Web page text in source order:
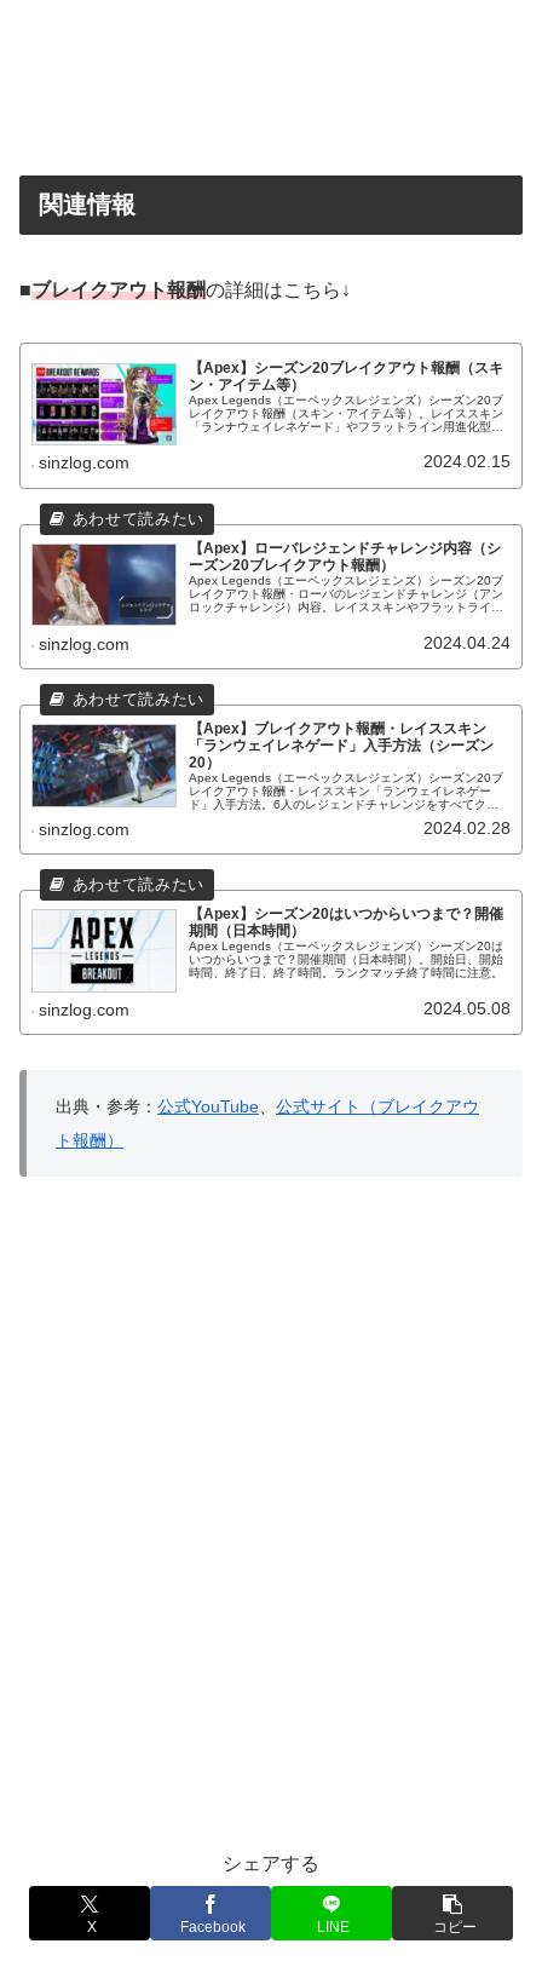
関連情報
■ブレイクアウト報酬の詳細はこちら↓
【Apex】シーズン20ブレイクアウト報酬（スキ
ン・アイテム等）
Apex Legends（エーペックスレジェンズ）シーズン20ブ
レイクアウト報酬（スキン・アイテム等）。レイススキン
「ランナウェイレネゲード」やフラットライン用進化型ス
sinzlog.com 2024.02.15
【Apex】ローバレジェンドチャレンジ内容（シ
ーズン20ブレイクアウト報酬）
Apex Legends（エーペックスレジェンズ）シーズン20ブ
レイクアウト報酬・ローバのレジェンドチャレンジ（アン
ロックチャレンジ）内容。レイススキンやフラットライン
sinzlog.com 2024.04.24
【Apex】ブレイクアウト報酬・レイススキン
「ランウェイレネゲード」入手方法（シーズン
20）
Apex Legends（エーペックスレジェンズ）シーズン20ブ
レイクアウト報酬・レイススキン「ランウェイレネゲー
ド」入手方法。6人のレジェンドチャレンジをすべてクリ
sinzlog.com 2024.02.28
【Apex】シーズン20はいつからいつまで？開催
期間（日本時間）
Apex Legends（エーペックスレジェンズ）シーズン20は
いつからいつまで？開催期間（日本時間）。開始日、開始
時間、終了日、終了時間。ランクマッチ終了時間に注意。
sinzlog.com 2024.05.08
出典・参考： 公式YouTube
公式サイト（ブレイクアウ
ト報酬）
シェアする
X Facebook LINE コピー